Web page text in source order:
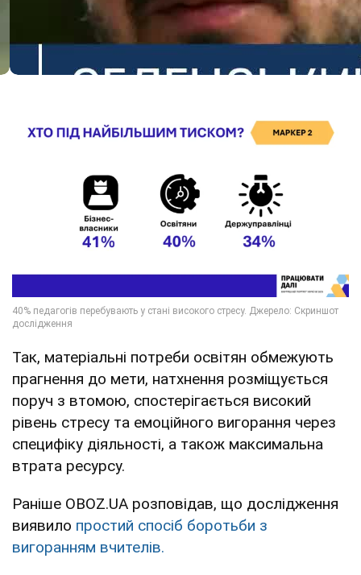
Так, матеріальні потреби освітян обмежують
прагнення до мети, натхнення розміщується
поруч з втомою, спостерігається високий
рівень стресу та емоційного вигорання через
специфіку діяльності, а також максимальна
втрата ресурсу.
Раніше OBOZ.UA розповідав, що дослідження
виявило простий спосіб боротьби з
вигоранням вчителів.